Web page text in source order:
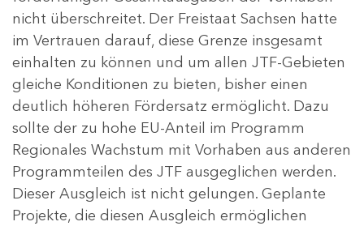
nicht überschreitet. Der Freistaat Sachsen hatte
im Vertrauen darauf, diese Grenze insgesamt
einhalten zu können und um allen JTF-Gebieten
gleiche Konditionen zu bieten, bisher einen
deutlich höheren Fördersatz ermöglicht. Dazu
sollte der zu hohe EU-Anteil im Programm
Regionales Wachstum mit Vorhaben aus anderen
Programmteilen des JTF ausgeglichen werden.
Dieser Ausgleich ist nicht gelungen. Geplante
Projekte, die diesen Ausgleich ermöglichen